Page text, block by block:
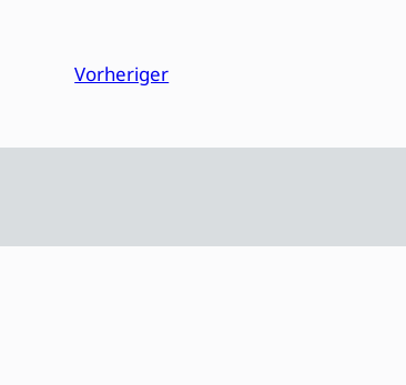
Vorheriger